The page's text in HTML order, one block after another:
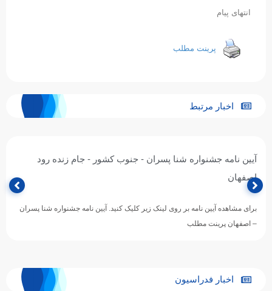
انتهای پیام
پرینت مطلب
اخبار مرتبط
آیین نامه جشنواره شنا پسران - جنوب کشور - جام زنده رود
اصفهان
برای مشاهده آیین نامه بر روی لینک زیر کلیک کنید. آیین نامه جشنواره شنا پسران
– اصفهان پرینت مطلب
اخبار فدراسیون